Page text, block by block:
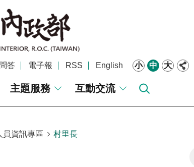
答 電子報 RSS English 小 中 大
主題服務 互動交流
員資訊專區 村里長